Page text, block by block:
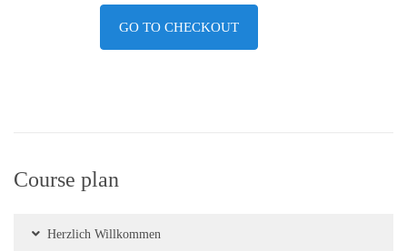
GO TO CHECKOUT
Course plan
Herzlich Willkommen